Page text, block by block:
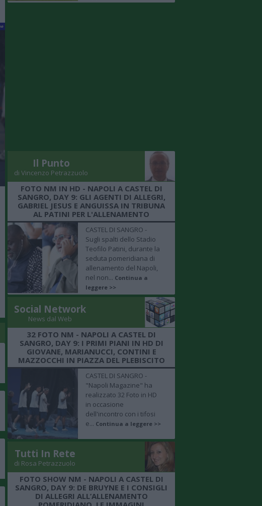
Il Punto
di Vincenzo Petrazzuolo
FOTO NM IN HD - NAPOLI A CASTEL DI
SANGRO, DAY 9: GLI AGENTI DI ALLEGRI,
GABRIEL JESUS E ANGUISSA IN TRIBUNA
AL PATINI PER L'ALLENAMENTO
CASTEL DI SANGRO -
Sugli spalti dello Stadio
Teofilo Patini, durante la
seduta pomeridiana di
allenamento del Napoli,
nel non... Continua a
leggere >>
Social Network
News dal Web
32 FOTO NM - NAPOLI A CASTEL DI
SANGRO, DAY 9: I PRIMI PIANI IN HD DI
GIOVANE, MARIANUCCI, CONTINI E
MAZZOCCHI IN PIAZZA DEL PLEBISCITO
CASTEL DI SANGRO -
"Napoli Magazine" ha
realizzato 32 Foto in HD
in occasione
dell'incontro con i tifosi
e... Continua a leggere >>
Tutti In Rete
di Rosa Petrazzuolo
FOTO SHOW NM - NAPOLI A CASTEL DI
SANGRO, DAY 9: DE BRUYNE E I CONSIGLI
DI ALLEGRI ALL’ALLENAMENTO